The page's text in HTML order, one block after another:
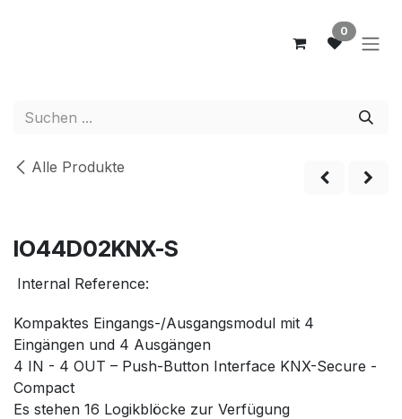
0
Alle Produkte
IO44D02KNX-S
Internal Reference:
Kompaktes Eingangs-/Ausgangsmodul mit 4
Eingängen und 4 Ausgängen
4 IN - 4 OUT – Push-Button Interface KNX-Secure -
Compact
Es stehen 16 Logikblöcke zur Verfügung